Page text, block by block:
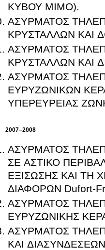
ΚΥΒΟΥ MIMO).
ΑΣΥΡΜΑΤΟΣ
ΚΡΥΣΤΑΛΛΩΝ ΚΑΙ
ΑΣΥΡΜΑΤΟΣ
ΚΡΥΣΤΑΛΛΩΝ ΚΑΙ
ΑΣΥΡΜΑΤΟΣ
ΕΥΡΥΖΩΝΙΚΩΝ
ΥΠΕΡΕΥΡΕΙΑΣ
2007–2008
ΑΣΥΡΜΑΤΟΣ
ΣΕ ΑΣΤΙΚΟ
ΕΞΙΣΩΣΗΣ ΚΑΙ
ΔΙΑΦΟΡΩΝ
ΑΣΥΡΜΑΤΟΣ
ΕΥΡΥΖΩΝΙΚΗΣ
ΑΣΥΡΜΑΤΟΣ
ΚΑΙ